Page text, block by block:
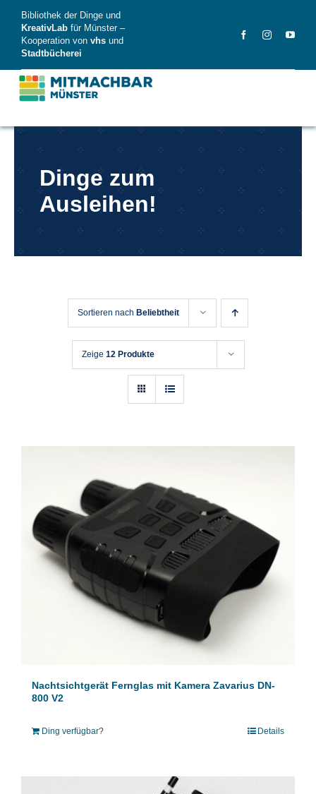
content
Bibliothek der Dinge und
KreativLab für Münster –
Kooperation von vhs und
Stadtbücherei
DingeDinge zum
Ausleihen!
Sortieren nach Beliebtheit
Zeige 12 Produkte
Nachtsichtgerät Fernglas mit Kamera Zavarius DN-
800 V2
Ding verfügbar? Details